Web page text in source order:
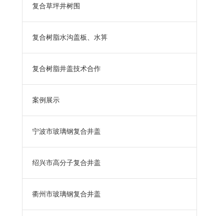
复合草坪井树围
复合树脂水沟盖板、水箅
复合树脂井盖技术合作
案例展示
宁波市玻璃钢复合井盖
绍兴市高分子复合井盖
衢州市玻璃钢复合井盖